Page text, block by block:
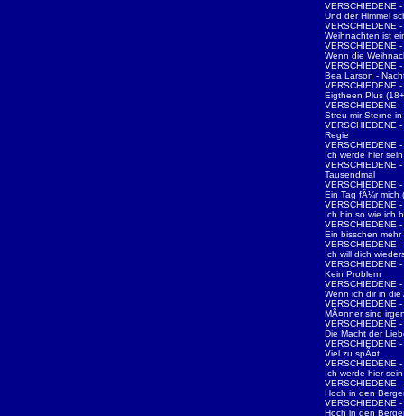
VERSCHIEDENE
Und der Himmel
VERSCHIEDENE
Weihnachten ist
VERSCHIEDENE
Wenn die
VERSCHIEDENE
Bea Larson -
VERSCHIEDENE
Eigtheen Plus
VERSCHIEDENE
Streu mir Sterne
VERSCHIEDENE
Regie
VERSCHIEDENE
Ich werde hier sein
VERSCHIEDENE
Tausendmal
VERSCHIEDENE
Ein Tag fÃ¼r mich
VERSCHIEDENE
Ich bin so wie ich
VERSCHIEDENE
Ein bisschen
VERSCHIEDENE
Ich will dich
VERSCHIEDENE
Kein Problem
VERSCHIEDENE
Wenn ich dir in
VERSCHIEDENE
MÃ¤nner sind
VERSCHIEDENE
Die Macht der
VERSCHIEDENE
Viel zu spÃ¤t
VERSCHIEDENE
Ich werde hier
VERSCHIEDENE
Hoch in den
VERSCHIEDENE
Hoch in den